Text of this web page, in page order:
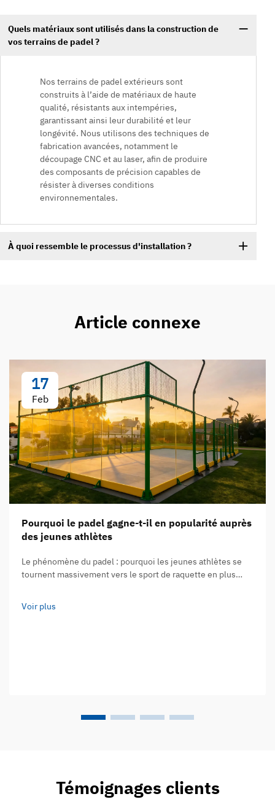
Quels matériaux sont utilisés dans la construction de
vos terrains de padel ?
Nos terrains de padel extérieurs sont
construits à l’aide de matériaux de haute
qualité, résistants aux intempéries,
garantissant ainsi leur durabilité et leur
longévité. Nous utilisons des techniques de
fabrication avancées, notamment le
découpage CNC et au laser, afin de produire
des composants de précision capables de
résister à diverses conditions
environnementales.
À quoi ressemble le processus d'installation ?
Article connexe
17
Feb
Pourquoi le padel gagne-t-il en popularité auprès
des jeunes athlètes
Le phénomène du padel : pourquoi les jeunes athlètes se
tournent massivement vers le sport de raquette en plus
30 millions de pratiquants dans plus de 135 pays…
Voir plus
Témoignages clients